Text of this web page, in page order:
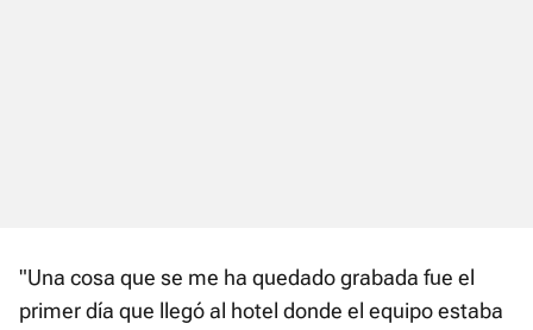
"Una cosa que se me ha quedado grabada fue el
primer día que llegó al hotel donde el equipo estaba